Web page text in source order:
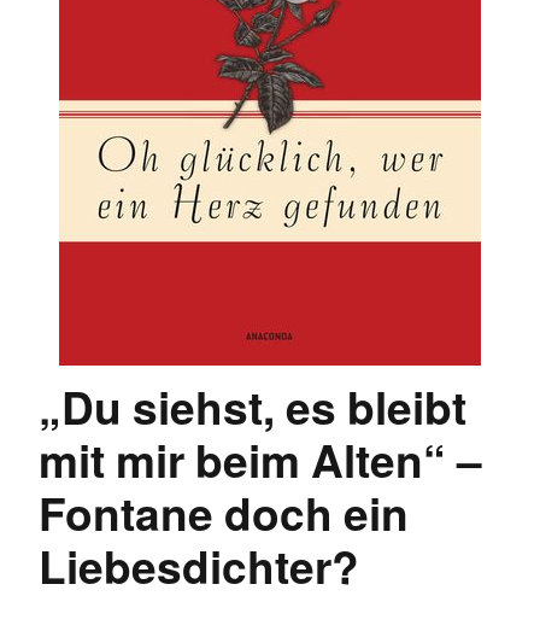
„Du siehst, es bleibt
mit mir beim Alten“ –
Fontane doch ein
Liebesdichter?